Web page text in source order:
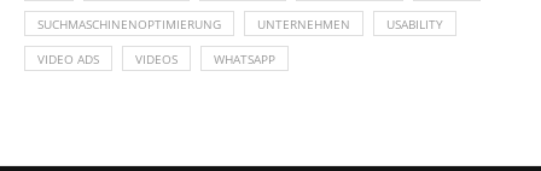
SUCHMASCHINENOPTIMIERUNG UNTERNEHMEN USABILITY
VIDEO ADS VIDEOS WHATSAPP